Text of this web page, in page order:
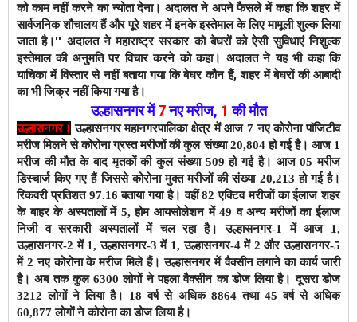
को काम नहीं करने का न्योता देना। अदालत ने अपने फैसले में कहा कि शहर में
सार्वजनिक शौचालय हैं और पूरे शहर में इनके इस्तेमाल के लिए मामूली शुल्क लिया
जाता है।'' अदालत ने महाराष्ट्र सरकार को बेघरों को ऐसी सुविधाएं निशुल्क
इस्तेमाल की अनुमति पर विचार करने को कहा। अदालत ने यह भी कहा कि
याचिका में विस्तार से नहीं बताया गया कि बेघर कौन हैं, शहर में बेघरों की आबादी
का भी जिक्र नहीं किया गया है।
उल्हासनगर में7नए मरीज, 1 की मौत
उल्हासनगर। उल्हासनगर महानगरपालिका क्षेत्र में आज 7 नए कोरोना पाॅजिटीव
मरीज मिलने से कोरोना ग्रस्त मरीजों की कुल संख्या 20,804 हो गई है। आज 1
मरीज की मौत के बादमृतकों की कुल संख्या 509 हो गई है। आज 05 मरीज
डिस्चार्ज किए गए हैं जिससे कोरोना मुक्त मरीजों की संख्या 20,213 हो गई है।
रिकवरी प्रतिशत 97.16 बताया गया है। वहीं 82 एक्टिव मरीजों का ईलाज शहर
के बाहर के अस्पतालों में 5, होम आयसोलेशन में 49 व अन्य मरीजों का ईलाज
निजी व सरकारी अस्पतालों में चल रहा है।उल्हासनगर-1 में आज 1,
उल्हासनगर-2 में 1, उल्हासनगर-3 में 1, उल्हासनगर-4 में 2 और उल्हासनगर-5
में 2 नए कोरोना के मरीज मिले हैं। उल्हासनगर में वैक्सीन लगाने का कार्य जारी
है। अब तक कुल 6300 लोगों ने पहला वैक्सीन का डोज लिया है। दूसरा डोज
3212 लोगों ने लिया है। 18 वर्ष से अधिक 8864 तथा 45 वर्ष से अधिक
60,877 लोगों ने कोरोना का डोज लिया है।